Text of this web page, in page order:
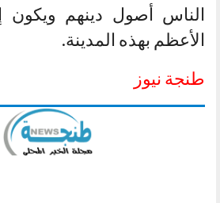
الناس أصول دينهم ويكون
الأعظم بهذه المدينة.
طنجة نيوز